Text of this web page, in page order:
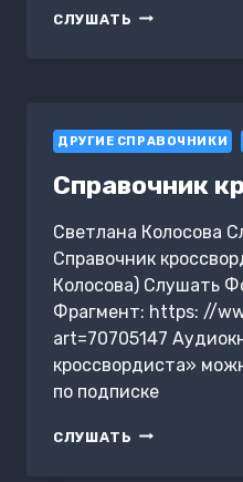
СЛУШАТЬ КРАТКИЙ
ДРУГИЕ СПРАВОЧНИКИ
Справочник
Светлана Колосова
Справочник
Колосова) Слушать
Фрагмент: https: //
art=70705147
кроссвордиста»
по подписке
СЛУШАТЬ СПРАВОЧНИК